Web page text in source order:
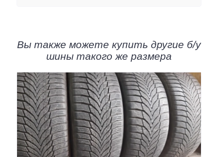
Вы также можете купить другие б/у
шины такого же размера